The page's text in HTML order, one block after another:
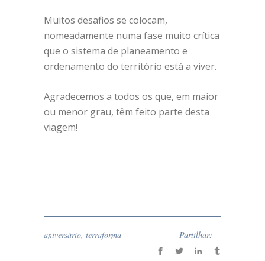
Muitos desafios se colocam,
nomeadamente numa fase muito crítica
que o sistema de planeamento e
ordenamento do território está a viver.
Agradecemos a todos os que, em maior
ou menor grau, têm feito parte desta
viagem!
aniversário, terraforma Partilhar: